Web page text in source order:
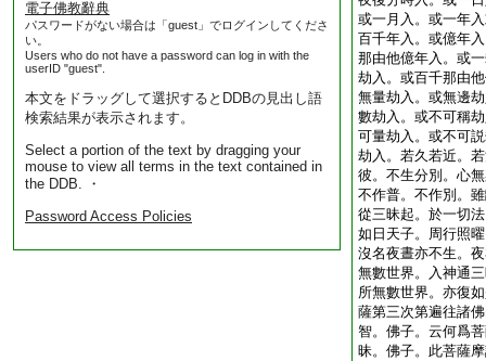
電子佛教辭典
パスワードがない場合は「guest」でログインしてくださ
い。
Users who do not have a password can log in with the
userID "guest".
本文をドラッグして選択するとDDBの見出し語
検索結果が表示されます。
Select a portion of the text by dragging your
mouse to view all terms in the text contained in
the DDB. ・
Password Access Policies
或一月入。或一年
百千年入。或億年
那由他億年入。或
劫入。或百千那由
無量劫入。或無邊
數劫入。或不可稱
可量劫入。或不可
劫入。若久若近。
彼。不生分別。心
不作普。不作別。
從三昧起。於一切
如日天子。周行照
沒名夜晝亦不生。
無數世界。入神通
所無數世界。亦復
薩第三次第遍往諸
智。佛子。云何爲
昧。佛子。此菩薩